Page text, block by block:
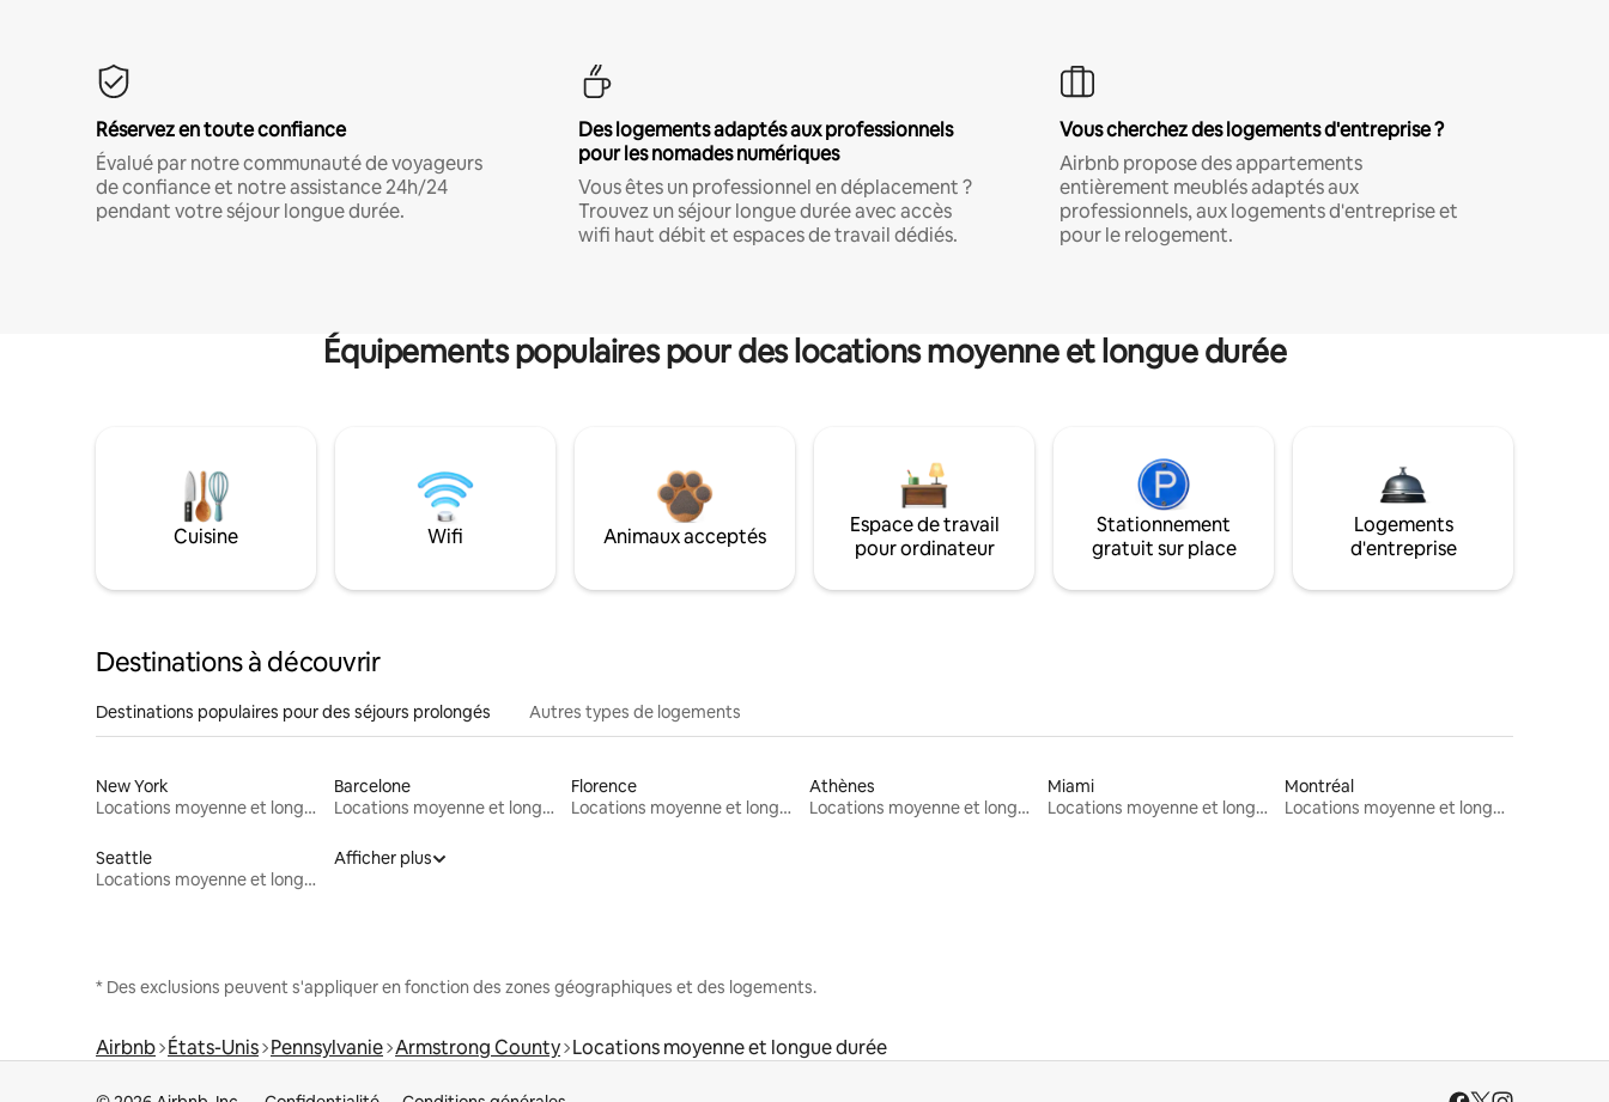
Réservez en toute confiance
Évalué par notre communauté de voyageurs
de confiance et notre assistance 24h/24
pendant votre séjour longue durée.
Des logements adaptés aux professionnels
pour les nomades numériques
Vous êtes un professionnel en déplacement ?
Trouvez un séjour longue durée avec accès
wifi haut débit et espaces de travail dédiés.
Vous cherchez des logements d'entreprise ?
Airbnb propose des appartements
entièrement meublés adaptés aux
professionnels, aux logements d'entreprise et
pour le relogement.
Équipements populaires pour des locations moyenne et longue durée
Cuisine Wifi Animaux acceptés
Espace de travail
pour ordinateur
Stationnement
gratuit sur place
Logements
d'entreprise
Destinations à découvrir
Destinations populaires pour des séjours prolongés Autres types de logements
New York
Locations moyenne et longue durée
Barcelone
Locations moyenne et longue durée
Florence
Locations moyenne et longue durée
Athènes
Locations moyenne et longue durée
Miami
Locations moyenne et longue durée
Montréal
Locations moyenne et longue durée
Seattle
Locations moyenne et longue durée
Afficher plus
* Des exclusions peuvent s'appliquer en fonction des zones géographiques et des logements.
Airbnb États-Unis Pennsylvanie Armstrong County Locations moyenne et longue durée